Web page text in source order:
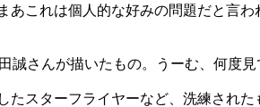
あこれは個人的な好みの問題だと言
さんが描いたもの。うーむ、何度見
たスターフライヤーなど、洗練され